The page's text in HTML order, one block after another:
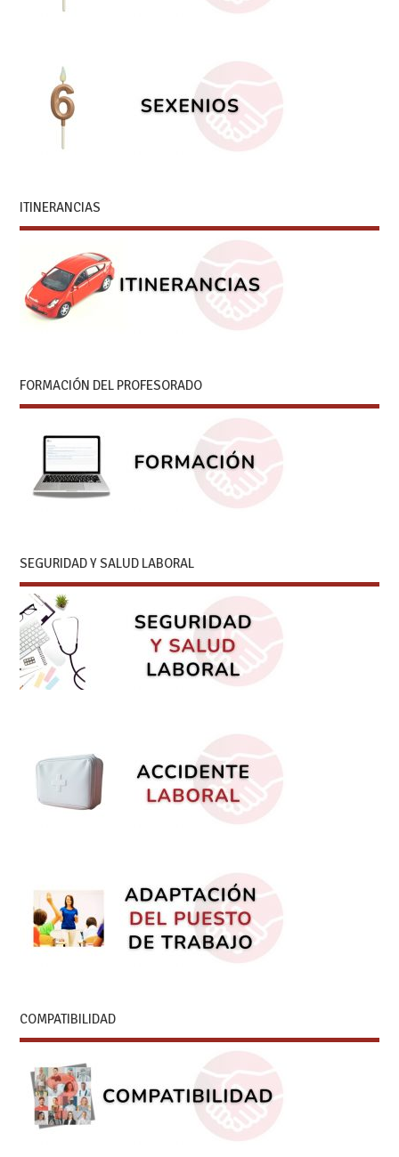
ITINERANCIAS
FORMACIÓN DEL PROFESORADO
SEGURIDAD Y SALUD LABORAL
COMPATIBILIDAD